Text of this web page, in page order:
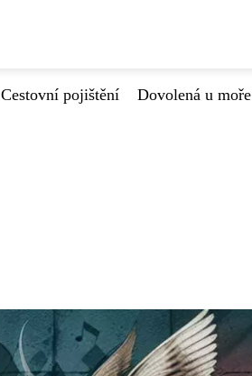
Cestovní pojištění Dovolená u moře